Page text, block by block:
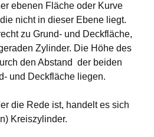
ebenen Fläche oder Kurve
nicht in dieser Ebene liegt.
zu Grund- und Deckfläche,
Zylinder. Die Höhe des
den Abstand der beiden
und Deckfläche liegen.
die Rede ist, handelt es sich
Kreiszylinder.